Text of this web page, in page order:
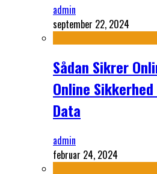
admin
september 22, 2024
Sådan Sikrer
Online
Data
admin
februar 24, 2024